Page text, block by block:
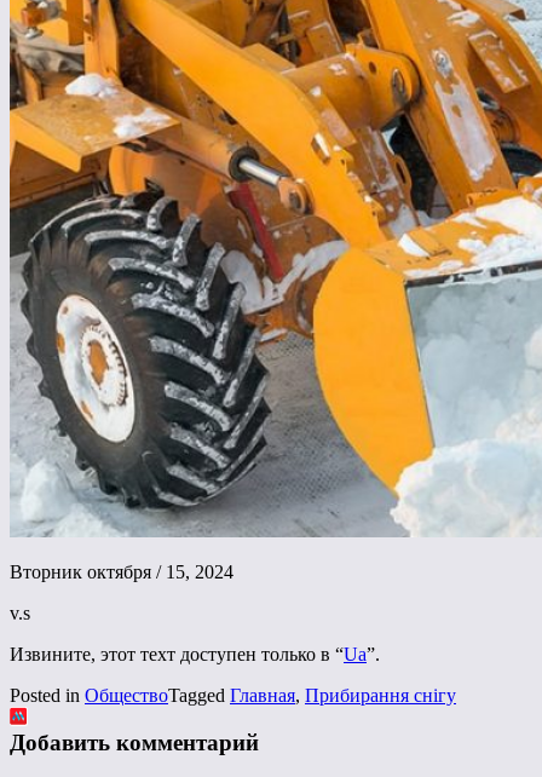
Вторник октября / 15, 2024
v.s
Извините, этот техт доступен только в “Ua”.
Posted in ОбществоTagged Главная, Прибирання снігу
Добавить комментарий